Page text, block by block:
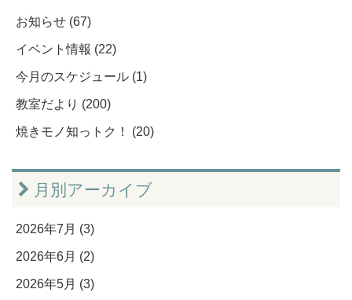
お知らせ (67)
イベント情報 (22)
今月のスケジュール (1)
教室だより (200)
焼きモノ知っトク！ (20)
月別アーカイブ
2026年7月 (3)
2026年6月 (2)
2026年5月 (3)